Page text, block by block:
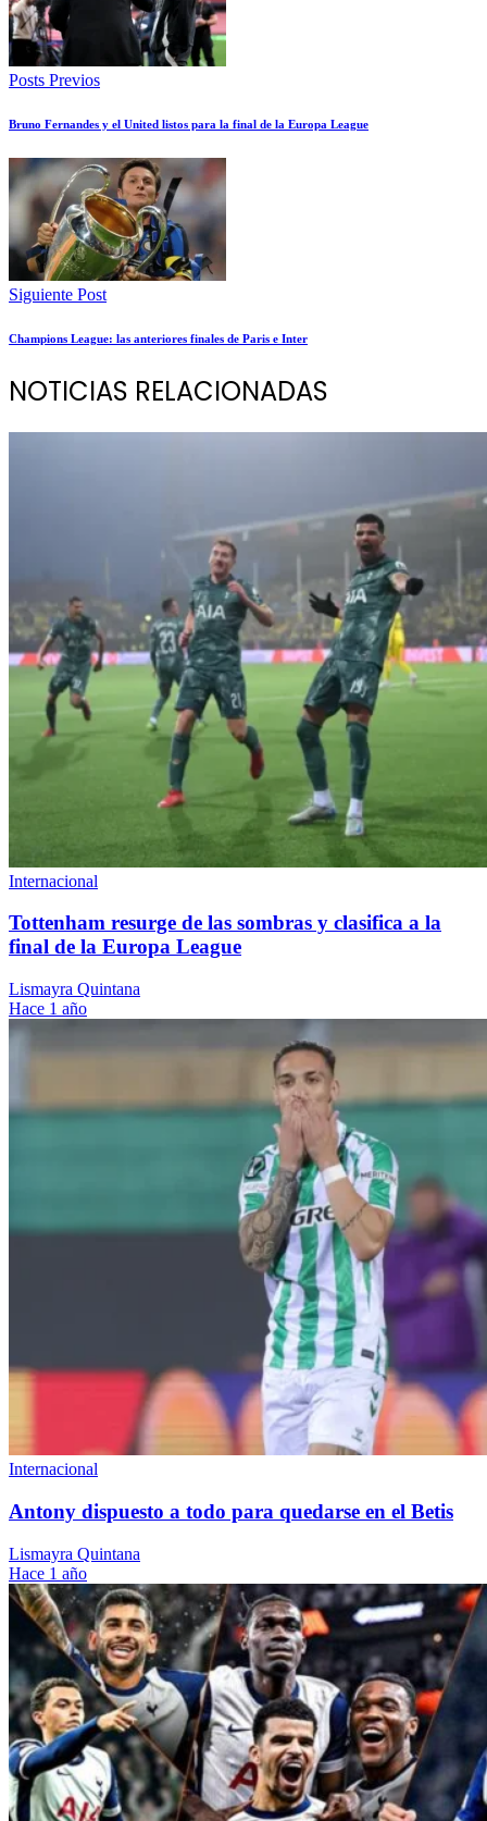
Posts Previos
Bruno Fernandes y el United listos para la final de la Europa League
Siguiente Post
Champions League: las anteriores finales de Paris e Inter
NOTICIAS RELACIONADAS
Internacional
Tottenham resurge de las sombras y clasifica a la
final de la Europa League
Lismayra Quintana
Hace 1 año
Internacional
Antony dispuesto a todo para quedarse en el Betis
Lismayra Quintana
Hace 1 año